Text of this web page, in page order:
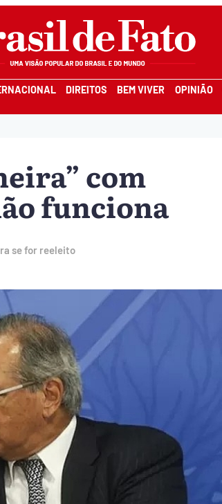
DIREITOS BEM VIVER OPINIÃO
com
funciona
se for reeleito